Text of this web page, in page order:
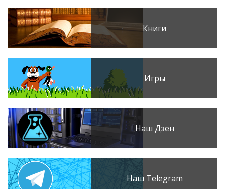
Книги
Игры
Наш Дзен
Наш Telegram